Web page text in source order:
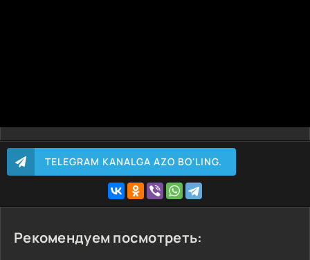
TELEGRAM KANALGA AZO BO'LING.
Рекомендуем посмотреть: